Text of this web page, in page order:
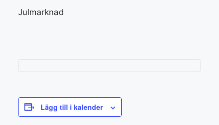
Julmarknad
Lägg till i kalender